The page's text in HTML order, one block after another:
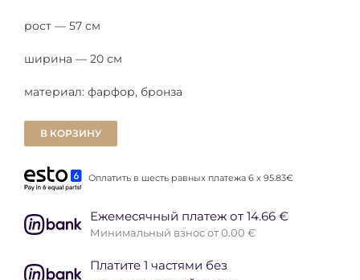
рост — 57 см
ширина — 20 см
материал: фарфор, бронза
В КОРЗИНУ
Оплатить в шесть равных платежа 6 x 95.83€
Ежемесячный платеж от 14.66 €
Минимальный взнос от 0.00 €
Платите 1 частями без